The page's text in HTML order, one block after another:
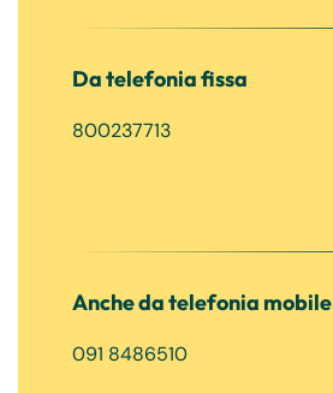
Da telefonia fissa
800237713
Anche da telefonia mobile
091 8486510